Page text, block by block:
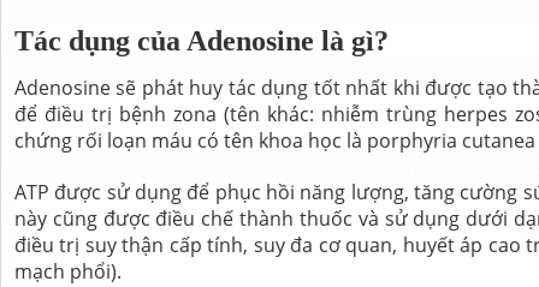
Tác dụng của Adenosine là gì?
Adenosine sẽ phát huy tác dụng tốt nhất khi được tạo
để điều trị bệnh zona (tên khác: nhiễm trùng herpes
chứng rối loạn máu có tên khoa học là porphyria
ATP được sử dụng để phục hồi năng lượng, tăng cường
này cũng được điều chế thành thuốc và sử dụng dưới
điều trị suy thận cấp tính, suy đa cơ quan, huyết áp cao
mạch phổi).